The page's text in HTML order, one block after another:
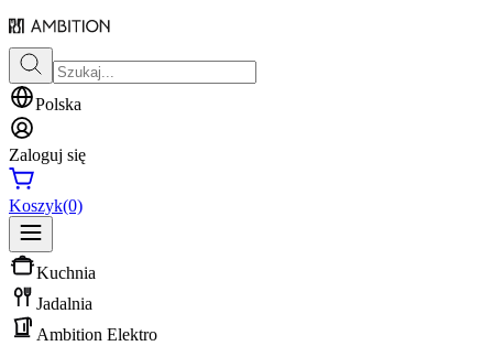
Polska
Zaloguj się
Koszyk(0)
Kuchnia
Jadalnia
Ambition Elektro